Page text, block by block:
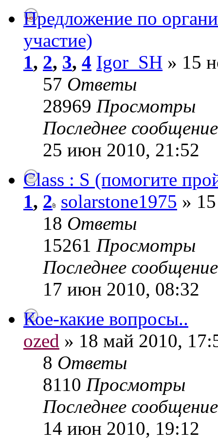
Предложение по
участие)
1, 2, 3, 4 Igor_SH » 15
57 Ответы
28969 Просмотры
Последнее
25 июн 2010, 21:52
Class : S (помогите
1, 2 solarstone1975 »
18 Ответы
15261 Просмотры
Последнее
17 июн 2010, 08:32
Кое-какие вопросы..
ozed » 18 май 2010,
8 Ответы
8110 Просмотры
Последнее
14 июн 2010, 19:12